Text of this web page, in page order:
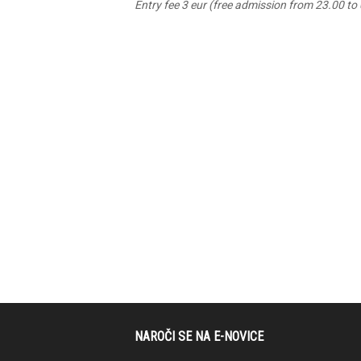
Entry fee 3 eur (free admission from 23.00 to
NAROČI SE NA E-NOVICE